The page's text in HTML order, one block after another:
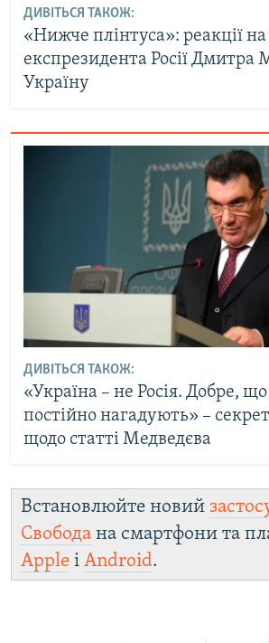
ДИВІТЬСЯ ТАКОЖ:
«Нижче плінтуса»: реакції
експрезидента Росії Дмитра
Україну
ДИВІТЬСЯ ТАКОЖ:
«Україна – не Росія. Добре,
постійно нагадують» –
щодо статті Медведєва
Встановлюйте новий
Свобода на смартфони та
Apple і Android.